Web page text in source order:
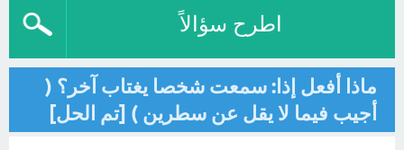
اطرح سؤالاً
ماذا أفعل إذا: سمعت شخصا يغتاب آخر؟ (
أجيب فيما لا يقل عن سطرين ) [تم الحل]